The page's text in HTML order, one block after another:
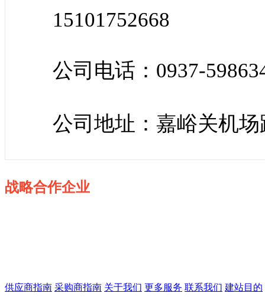
15101752668
公司电话：0937-
公司地址：嘉峪关机场
战略合作企业
供应商指南 采购商指南 关于我们 更多服务 联系我们 建站目的